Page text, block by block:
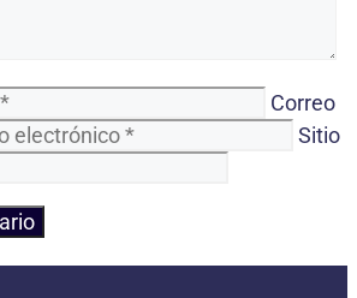
Correo
Sitio